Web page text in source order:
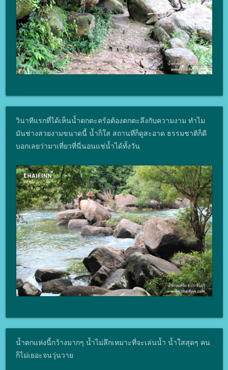
วินาทีแรกที่ได้เห็นน้ำตกตะคร้อต้องตกตะลึงกับความงาม ทำไม
มันช่างสวยงามขนาดนี้ น้ำก็ใส สถานที่ก็ดูสะอาด ธรรมชาติก็ดี
บอกเลยว่ามาเที่ยวที่นี่นอนแช่น้ำได้ทั้งวัน
น้ำตกแห่งนี้กว้างมากๆ น้ำไม่ลึกเหมาะที่จะเล่นน้ำ น้ำใสสุดๆ คน
ก็ไม่เยอะจนวุ่นวาย